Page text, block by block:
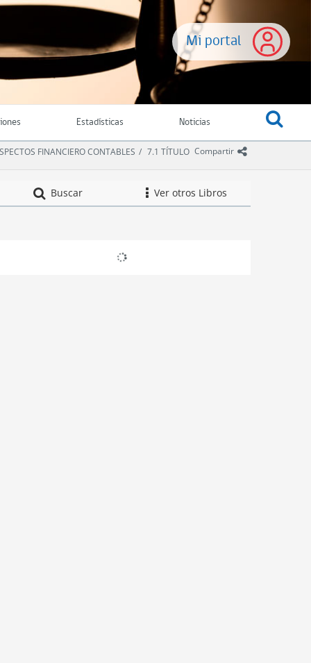
Mi portal
Estadísticas Noticias
Compartir icono
FINANCIERO CONTABLES
7.1 TÍTULO
Buscar icono
Ver otros LibrosCompendio de